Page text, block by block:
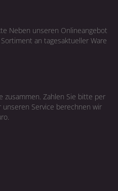
Neben unseren Onlineangebot
an tagesaktueller Ware
zusammen. Zahlen Sie bitte per
unseren Service berechnen wir